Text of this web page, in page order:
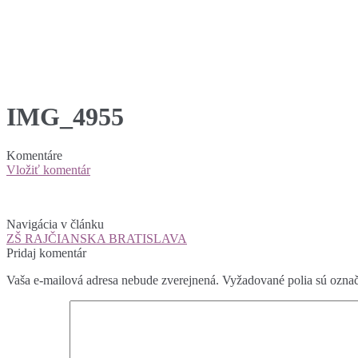
IMG_4955
Komentáre
Vložiť komentár
Navigácia v článku
ZŠ RAJČIANSKA BRATISLAVA
Pridaj komentár
Vaša e-mailová adresa nebude zverejnená. Vyžadované polia sú